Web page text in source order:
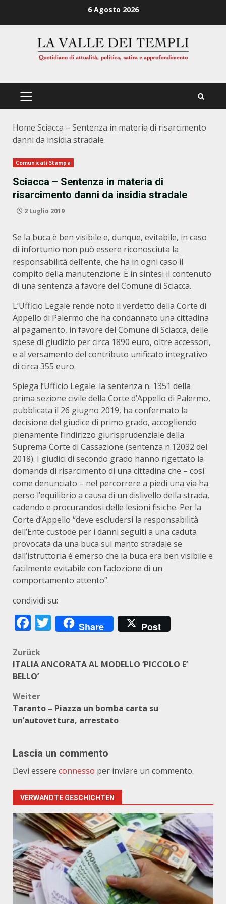
6 Agosto 2026
PRIMÄRES
Home Sciacca – Sentenza in materia di risarcimento
danni da insidia stradale
Comunicati Stampa
Sciacca – Sentenza in materia di
risarcimento danni da insidia stradale
2 Luglio 2019
Se la buca è ben visibile e, dunque, evitabile, in caso
di infortunio non può essere riconosciuta la
responsabilità dell’ente, che ha in ogni caso il
compito della manutenzione. È in sintesi il contenuto
di una sentenza a favore del Comune di Sciacca.
L’Ufficio Legale rende noto il verdetto della Corte di
Appello di Palermo che ha condannato una cittadina
al pagamento, in favore del Comune di Sciacca, delle
spese di giudizio per circa 1890 euro, oltre accessori,
e al versamento del contributo unificato integrativo
di circa 355 euro.
Spiega l’Ufficio Legale: la sentenza n. 1351 della
prima sezione civile della Corte d’Appello di Palermo,
pubblicata il 26 giugno 2019, ha confermato la
decisione del giudice di primo grado, accogliendo
pienamente l’indirizzo giurisprudenziale della
Suprema Corte di Cassazione (sentenza n.12032 del
2018). I giudici di secondo grado hanno rigettato la
domanda di risarcimento di una cittadina che – così
come denunciato – nel percorrere a piedi una via ha
perso l’equilibrio a causa di un dislivello della strada,
cadendo e procurandosi delle lesioni fisiche. Per la
Corte d’Appello “deve escludersi la responsabilità
dell’Ente custode per i danni seguiti a una caduta
provocata da una buca sul manto stradale se
dall’istruttoria è emerso che la buca era ben visibile e
facilmente evitabile con l’adozione di un
comportamento attento”.
condividi su:
Facebook
Twitter
Share Post
Beitragsnavigation
Zurück
ITALIA ANCORATA AL MODELLO ‘PICCOLO E’
BELLO’
Weiter
Taranto – Piazza un bomba carta su
un’autovettura, arrestato
Lascia un commento
Devi essere connesso per inviare un commento.
VERWANDTE GESCHICHTEN